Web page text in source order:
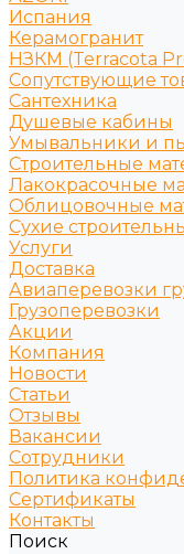
Испания
Керамогранит
НЗКМ (Terracota
Сопутствующие
Сантехника
Душевые кабины
Умывальники и
Строительные
Лакокрасочные
Облицовочные
Сухие
Услуги
Доставка
Авиаперевозки
Грузоперевозки
Акции
Компания
Новости
Статьи
Отзывы
Вакансии
Сотрудники
Политика
Сертификаты
Контакты
Поиск